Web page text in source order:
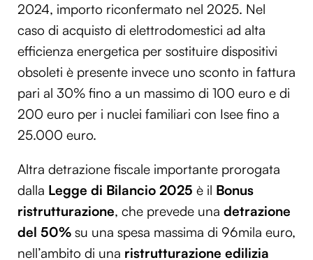
2024, importo riconfermato nel 2025. Nel
caso di acquisto di elettrodomestici ad alta
efficienza energetica per sostituire dispositivi
obsoleti è presente invece uno sconto in fattura
pari al 30% fino a un massimo di 100 euro e di
200 euro per i nuclei familiari con Isee fino a
25.000 euro.
Altra detrazione fiscale importante prorogata
dalla Legge di Bilancio 2025 è il Bonus
ristrutturazione, che prevede una detrazione
del 50% su una spesa massima di 96mila euro,
nell’ambito di una ristrutturazione edilizia